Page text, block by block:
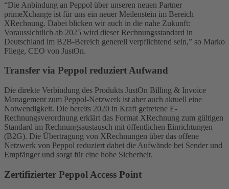
“Die Anbindung an Peppol über unseren neuen Partner
primeXchange ist für uns ein neuer Meilenstein im Bereich
XRechnung. Dabei blicken wir auch in die nahe Zukunft:
Voraussichtlich ab 2025 wird dieser Rechnungsstandard in
Deutschland im B2B-Bereich generell verpflichtend sein,” so Marko
Fliege, CEO von JustOn.
Transfer via Peppol reduziert Aufwand
Die direkte Verbindung des Produkts JustOn Billing & Invoice
Management zum Peppol-Netzwerk ist aber auch aktuell eine
Notwendigkeit. Die bereits 2020 in Kraft getretene E-
Rechnungsverordnung erklärt das Format XRechnung zum gültigen
Standard im Rechnungsaustausch mit öffentlichen Einrichtungen
(B2G). Die Übertragung von XRechnungen über das offene
Netzwerk von Peppol reduziert dabei die Aufwände bei Sender und
Empfänger und sorgt für eine hohe Sicherheit.
Zertifizierter Peppol Access Point